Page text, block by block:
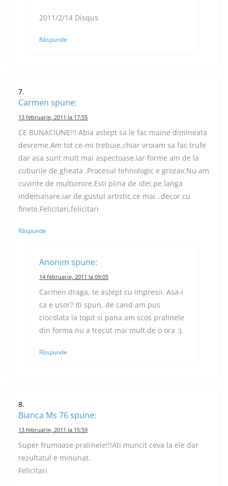
2011/2/14 Disqus
Răspunde
Carmen spune:
13 februarie, 2011 la 17:55
CE BUNACIUNE!!! Abia astept sa le fac maine dimineata
devreme.Am tot ce-mi trebuie,chiar vroiam sa fac trufe
dar asa sunt mult mai aspectoase.Iar forme am de la
cuburile de gheata .Procesul tehnologic e grozav.Nu am
cuvinte de multumire.Esti plina de idei,pe langa
indemanare,iar de gustul artistic,ce mai…decor cu
finete.Felicitari,felicitari
Răspunde
Anonim spune:
14 februarie, 2011 la 09:05
Carmen draga, te astept cu impresii. Asa-i
ca e usor? Iti spun, de cand am pus
ciocolata la topit si pana am scos pralinele
din forma nu a trecut mai mult de o ora :).
Răspunde
Bianca Ms 76spune:
13 februarie, 2011 la 15:59
Super frumoase pralinele!!!Ati muncit ceva la ele dar
rezultatul e minunat.
Felicitari